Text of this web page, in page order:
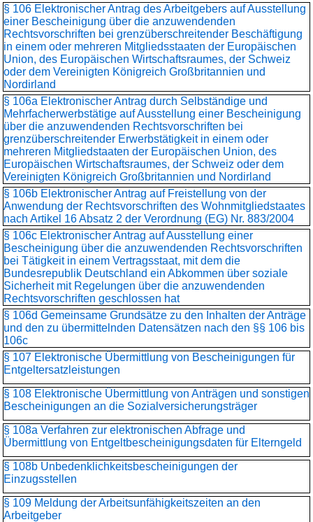
§ 106 Elektronischer Antrag des Arbeitgebers auf Ausstellung
einer Bescheinigung über die anzuwendenden
Rechtsvorschriften bei grenzüberschreitender Beschäftigung
in einem oder mehreren Mitgliedsstaaten der Europäischen
Union, des Europäischen Wirtschaftsraumes, der Schweiz
oder dem Vereinigten Königreich Großbritannien und
Nordirland
§ 106a Elektronischer Antrag durch Selbständige und
Mehrfacherwerbstätige auf Ausstellung einer Bescheinigung
über die anzuwendenden Rechtsvorschriften bei
grenzüberschreitender Erwerbstätigkeit in einem oder
mehreren Mitgliedstaaten der Europäischen Union, des
Europäischen Wirtschaftsraumes, der Schweiz oder dem
Vereinigten Königreich Großbritannien und Nordirland
§ 106b Elektronischer Antrag auf Freistellung von der
Anwendung der Rechtsvorschriften des Wohnmitgliedstaates
nach Artikel 16 Absatz 2 der Verordnung (EG) Nr. 883/2004
§ 106c Elektronischer Antrag auf Ausstellung einer
Bescheinigung über die anzuwendenden Rechtsvorschriften
bei Tätigkeit in einem Vertragsstaat, mit dem die
Bundesrepublik Deutschland ein Abkommen über soziale
Sicherheit mit Regelungen über die anzuwendenden
Rechtsvorschriften geschlossen hat
§ 106d Gemeinsame Grundsätze zu den Inhalten der Anträge
und den zu übermittelnden Datensätzen nach den §§ 106 bis
106c
§ 107 Elektronische Übermittlung von Bescheinigungen für
Entgeltersatzleistungen
§ 108 Elektronische Übermittlung von Anträgen und sonstigen
Bescheinigungen an die Sozialversicherungsträger
§ 108a Verfahren zur elektronischen Abfrage und
Übermittlung von Entgeltbescheinigungsdaten für Elterngeld
§ 108b Unbedenklichkeits­bescheinigungen der
Einzugsstellen
§ 109 Meldung der Arbeitsunfähigkeitszeiten an den
Arbeitgeber